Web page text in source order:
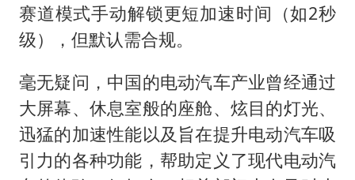
赛道模式手动解锁更短加速时间（如2秒
级），但默认需合规。
毫无疑问，中国的电动汽车产业曾经通过
大屏幕、休息室般的座舱、炫目的灯光、
迅猛的加速性能以及旨在提升电动汽车吸
引力的各种功能，帮助定义了现代电动汽